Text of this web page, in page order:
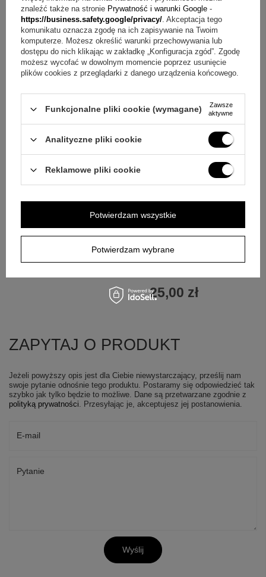
ZOBACZ CO KLIENCI ZAKUPILI
Z TYM TOWAREM
25,00 zł
GRAWER
ZAPYTAJ O PRODUKT
Jeżeli powyższy opis jest dla Ciebie niewystarczający, prześlij nam
swoje pytanie odnośnie tego produktu. Postaramy się odpowiedzieć tak
szybko jak tylko będzie to możliwe. Dane są przetwarzane zgodnie z
polityką prywatności . Przesyłając je, akceptujesz jej postanowienia.
E-mail
Pytanie
Wyślij
znaleźć także na stronie Prywatność i warunki Google -
https://business.safety.google/privacy/. Akceptacja tego
komunikatu oznacza zgodę na ich zapisywanie na Twoim
komputerze. Możesz określić warunki przechowywania lub
dostępu do nich klikając w zakładkę „Konfiguracja zgód”. Zgodę
możesz wycofać w dowolnym momencie poprzez usunięcie
plików cookies z przeglądarki z danego urządzenia końcowego.
Funkcjonalne pliki cookie (wymagane)
Zawsze
aktywne
Analityczne pliki cookie
Reklamowe pliki cookie
Potwierdzam wybrane
Potwierdzam wszystkie